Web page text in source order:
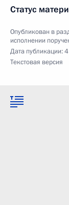
Статус
Опубликован в
исполнении
Дата публикации:
Текстовая версия